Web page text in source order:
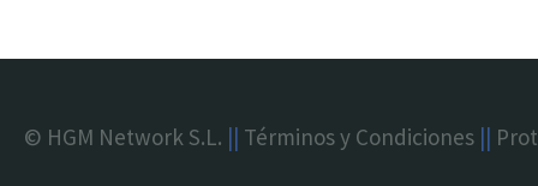
© HGM Network S.L. || Términos y Condiciones ||